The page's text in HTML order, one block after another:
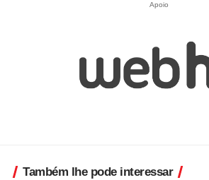
Apoio
Também lhe pode interessar